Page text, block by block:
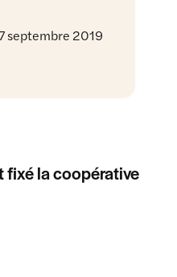
septembre 2019
fixé la coopérative